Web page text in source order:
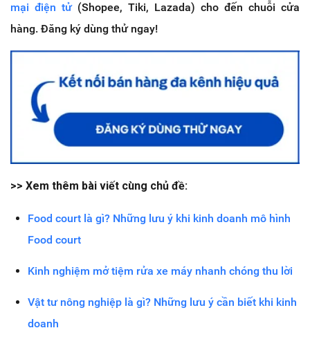
mại điện tử(Shopee, Tiki, Lazada) cho đến chuỗi cửa
hàng. Đăng ký dùng thử ngay!
>> Xem thêm bài viết cùng chủ đề:
Food court là gì? Những lưu ý khi kinh doanh mô hình
Food court
Kinh nghiệm mở tiệm rửa xe máy nhanh chóng thu lời
Vật tư nông nghiệp là gì? Những lưu ý cần biết khi kinh
doanh